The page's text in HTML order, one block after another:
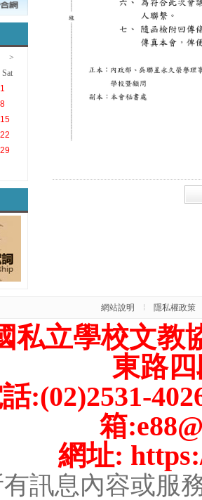
>
Sat
1
8
15
22
29
網站說明 隱私權政策
私立學校文
東路四
:(02)2531-
箱
網址:
訊息內容或服